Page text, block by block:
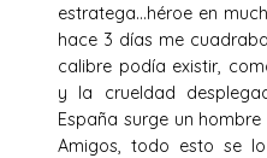
estratega…héroe en
hace 3 días me
calibre podía existir,
y la crueldad
España surge un
Amigos, todo esto se